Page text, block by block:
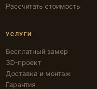
Рассчитать стоимость
УСЛУГИ
Бесплатный замер
3D-проект
Доставка и монтаж
Гарантия